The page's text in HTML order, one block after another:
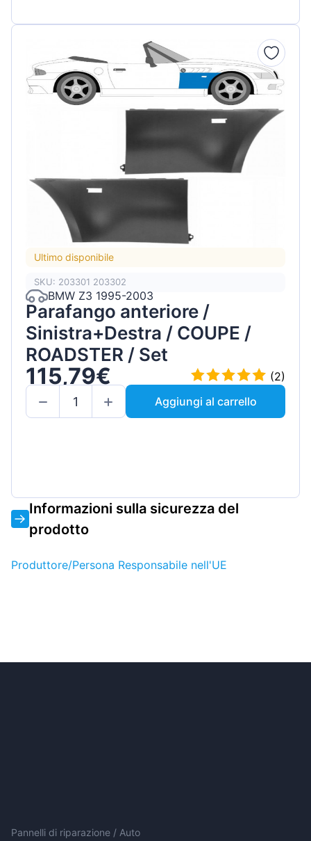
Ultimo disponibile
SKU: 203301 203302
BMW Z3 1995-2003
Parafango anteriore /
Sinistra+Destra / COUPE /
ROADSTER / Set
115,79€
(2)
Aggiungi al carrello
Informazioni sulla sicurezza del
prodotto
Produttore/Persona Responsabile nell'UE
Pannelli di riparazione / Auto